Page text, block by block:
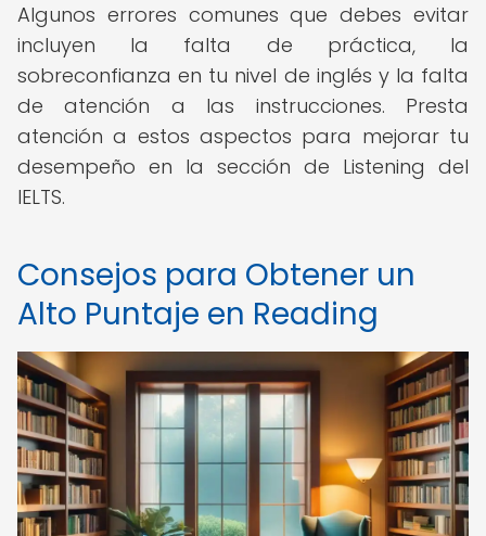
Algunos errores comunes que debes evitar
incluyen la falta de práctica, la
sobreconfianza en tu nivel de inglés y la falta
de atención a las instrucciones. Presta
atención a estos aspectos para mejorar tu
desempeño en la sección de Listening del
IELTS.
Consejos para Obtener un
Alto Puntaje en Reading